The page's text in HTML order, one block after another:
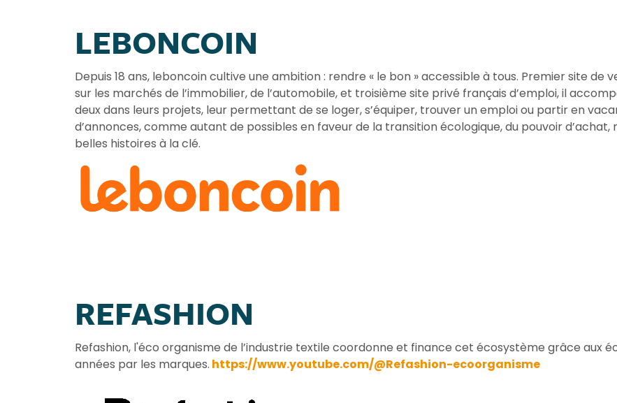
LEBONCOIN
Depuis 18 ans, leboncoin cultive une ambition : rendre « le bon » accessible à tous. Premier site
sur les marchés de l’immobilier, de l’automobile, et troisième site privé français d’emploi, il
deux dans leurs projets, leur permettant de se loger, s’équiper, trouver un emploi ou partir en
d’annonces, comme autant de possibles en faveur de la transition écologique, du pouvoir d’achat,
belles histoires à la clé.
REFASHION
Refashion, l'éco organisme de l’industrie textile coordonne et finance cet écosystème grâce aux
années par les marques. https://www.youtube.com/@Refashion-ecoorganisme